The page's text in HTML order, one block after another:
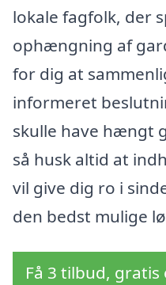
lokale fagfolk, der
ophængning af
for dig at
informeret
skulle have hængt
så husk altid at
vil give dig ro i
den bedst mulige
Få 3 tilbud,